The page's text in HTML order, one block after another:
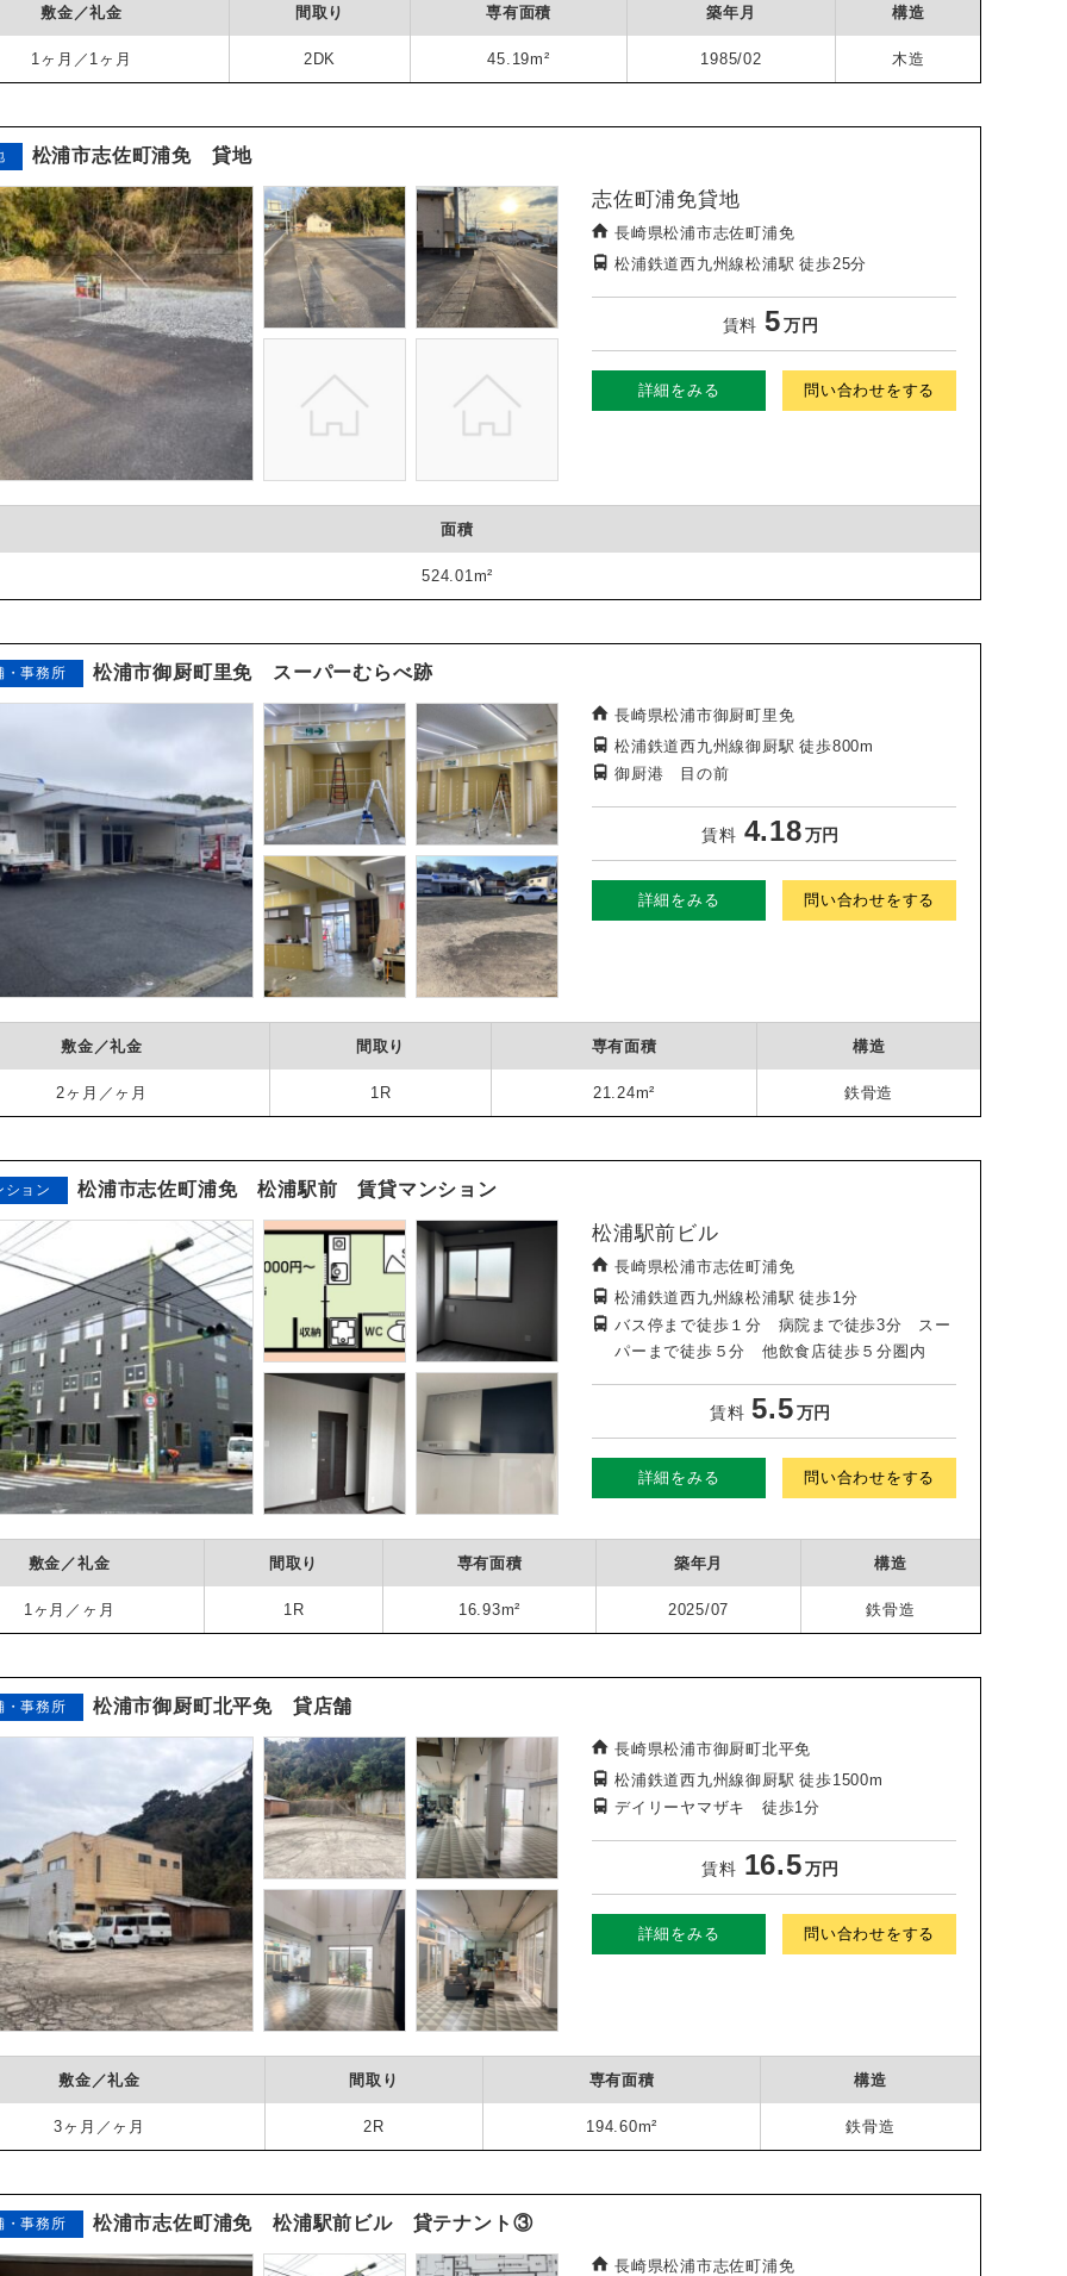
敷金／礼金 間取り 専有面積 築年月 構造
1ヶ月／1ヶ月 2DK 45.19m² 1985/02 木造
松浦市志佐町浦免 貸地
志佐町浦免貸地
長崎県松浦市志佐町浦免
松浦鉄道西九州線松浦駅 徒歩25分
賃料 5万円
詳細をみる 問い合わせをする
面積
524.01m²
・事務所 松浦市御厨町里免 スーパーむらべ跡
長崎県松浦市御厨町里免
松浦鉄道西九州線御厨駅 徒歩800m
御厨港 目の前
賃料 4.18万円
詳細をみる 問い合わせをする
敷金／礼金 間取り 専有面積 構造
2ヶ月／ヶ月 1R 21.24m² 鉄骨造
ション 松浦市志佐町浦免 松浦駅前 賃貸マンション
松浦駅前ビル
長崎県松浦市志佐町浦免
松浦鉄道西九州線松浦駅 徒歩1分
バス停まで徒歩１分 病院まで徒歩3分 スー
パーまで徒歩５分 他飲食店徒歩５分圏内
賃料 5.5万円
詳細をみる 問い合わせをする
敷金／礼金 間取り 専有面積 築年月 構造
1ヶ月／ヶ月 1R 16.93m² 2025/07 鉄骨造
・事務所 松浦市御厨町北平免 貸店舗
長崎県松浦市御厨町北平免
松浦鉄道西九州線御厨駅 徒歩1500m
デイリーヤマザキ 徒歩1分
賃料 16.5万円
詳細をみる 問い合わせをする
敷金／礼金 間取り 専有面積 構造
3ヶ月／ヶ月 2R 194.60m² 鉄骨造
・事務所 松浦市志佐町浦免 松浦駅前ビル 貸テナント③
長崎県松浦市志佐町浦免